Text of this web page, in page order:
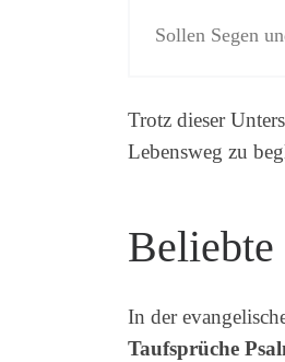
Sollen Segen
Trotz dieser
Lebensweg zu
Beliebte
In der
Taufsprüche